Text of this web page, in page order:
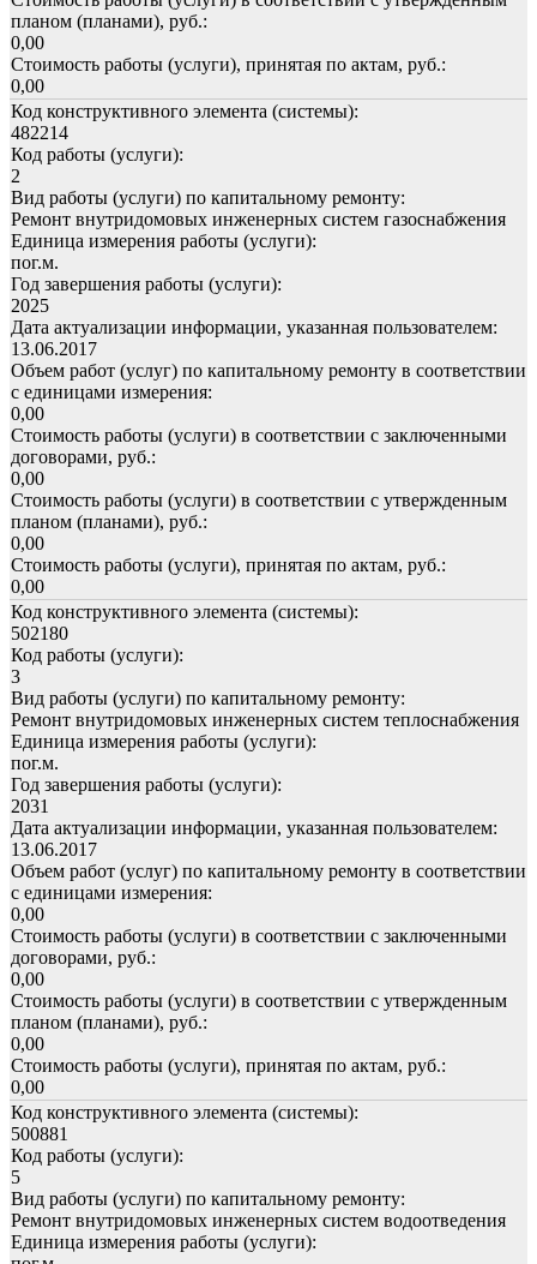
планом (планами), руб.:
0,00
Стоимость работы (услуги), принятая по актам, руб.:
0,00
Код конструктивного элемента (системы):
482214
Код работы (услуги):
2
Вид работы (услуги) по капитальному ремонту:
Ремонт внутридомовых инженерных систем газоснабжения
Единица измерения работы (услуги):
пог.м.
Год завершения работы (услуги):
2025
Дата актуализации информации, указанная пользователем:
13.06.2017
Объем работ (услуг) по капитальному ремонту в соответствии
с единицами измерения:
0,00
Стоимость работы (услуги) в соответствии с заключенными
договорами, руб.:
0,00
Стоимость работы (услуги) в соответствии с утвержденным
планом (планами), руб.:
0,00
Стоимость работы (услуги), принятая по актам, руб.:
0,00
Код конструктивного элемента (системы):
502180
Код работы (услуги):
3
Вид работы (услуги) по капитальному ремонту:
Ремонт внутридомовых инженерных систем теплоснабжения
Единица измерения работы (услуги):
пог.м.
Год завершения работы (услуги):
2031
Дата актуализации информации, указанная пользователем:
13.06.2017
Объем работ (услуг) по капитальному ремонту в соответствии
с единицами измерения:
0,00
Стоимость работы (услуги) в соответствии с заключенными
договорами, руб.:
0,00
Стоимость работы (услуги) в соответствии с утвержденным
планом (планами), руб.:
0,00
Стоимость работы (услуги), принятая по актам, руб.:
0,00
Код конструктивного элемента (системы):
500881
Код работы (услуги):
5
Вид работы (услуги) по капитальному ремонту:
Ремонт внутридомовых инженерных систем водоотведения
Единица измерения работы (услуги):